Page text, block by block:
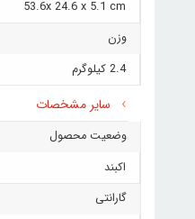
53.6x 24.6 x 5.1 cm
وزن
2.4 کیلوگرم
سایر مشخصات
وضعیت محصول
اکبند
گارانتی